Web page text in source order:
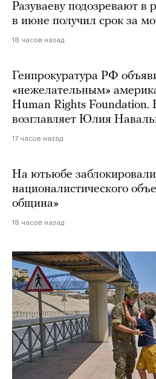
Разуваеву подозревают в
в июне получил срок за
18 часов назад
Генпрокуратура РФ
«нежелательным»
Human Rights Foundation.
возглавляет Юлия
17 часов назад
На ютьюбе
националистического
община»
18 часов назад